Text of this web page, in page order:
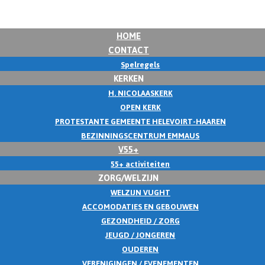
HOME
CONTACT
Spelregels
KERKEN
H. NICOLAASKERK
OPEN KERK
PROTESTANTE GEMEENTE HELEVOIRT-HAAREN
BEZINNINGSCENTRUM EMMAUS
V55+
55+ activiteiten
ZORG/WELZIJN
WELZIJN VUGHT
ACCOMODATIES EN GEBOUWEN
GEZONDHEID / ZORG
JEUGD / JONGEREN
OUDEREN